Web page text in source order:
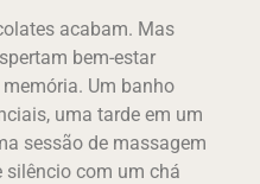
acabam. Mas
bem-estar
Um banho
uma tarde em um
sessão de massagem
silêncio com um chá